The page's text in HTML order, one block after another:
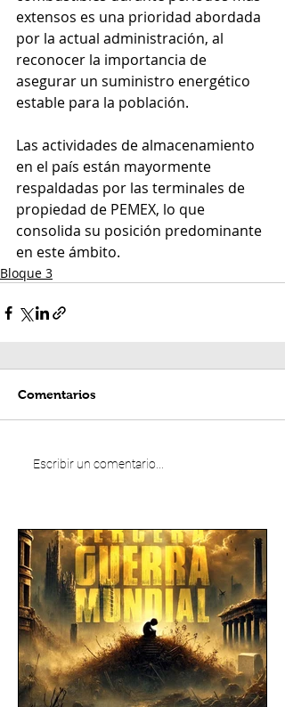
extensos es una prioridad abordada
por la actual administración, al
reconocer la importancia de
asegurar un suministro energético
estable para la población.
Las actividades de almacenamiento
en el país están mayormente
respaldadas por las terminales de
propiedad de PEMEX, lo que
consolida su posición predominante
en este ámbito.
Bloque 3
Comentarios
Escribir un comentario...